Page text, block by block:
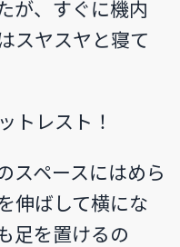
が、すぐに機内
スヤスヤと寝て
トレスト！
スペースにはめら
伸ばして横にな
足を置けるの